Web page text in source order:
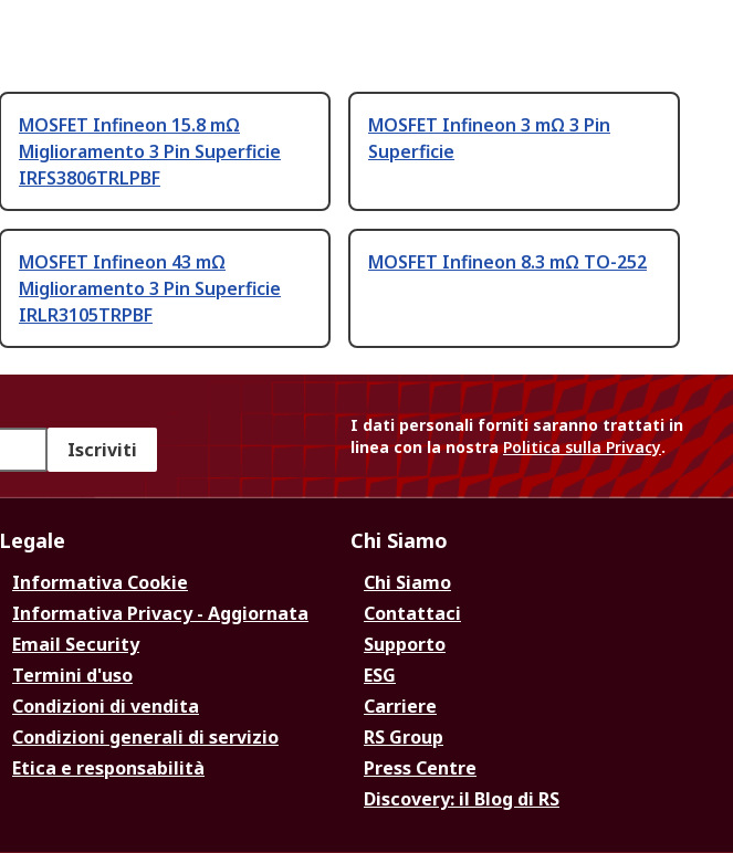
MOSFET Infineon 15.8 mΩ
Miglioramento 3 Pin Superficie
IRFS3806TRLPBF
MOSFET Infineon 3 mΩ 3 Pin
Superficie
MOSFET Infineon 43 mΩ
Miglioramento 3 Pin Superficie
IRLR3105TRPBF
MOSFET Infineon 8.3 mΩ TO-252
Iscriviti
I dati personali forniti saranno trattati in
linea con la nostraPolitica sulla Privacy.
Legale
Informativa Cookie
Informativa Privacy - Aggiornata
Email Security
Termini d'uso
Condizioni di vendita
Condizioni generali di servizio
Etica e responsabilità
Chi Siamo
Chi Siamo
Contattaci
Supporto
ESG
Carriere
RS Group
Press Centre
Discovery: il Blog di RS